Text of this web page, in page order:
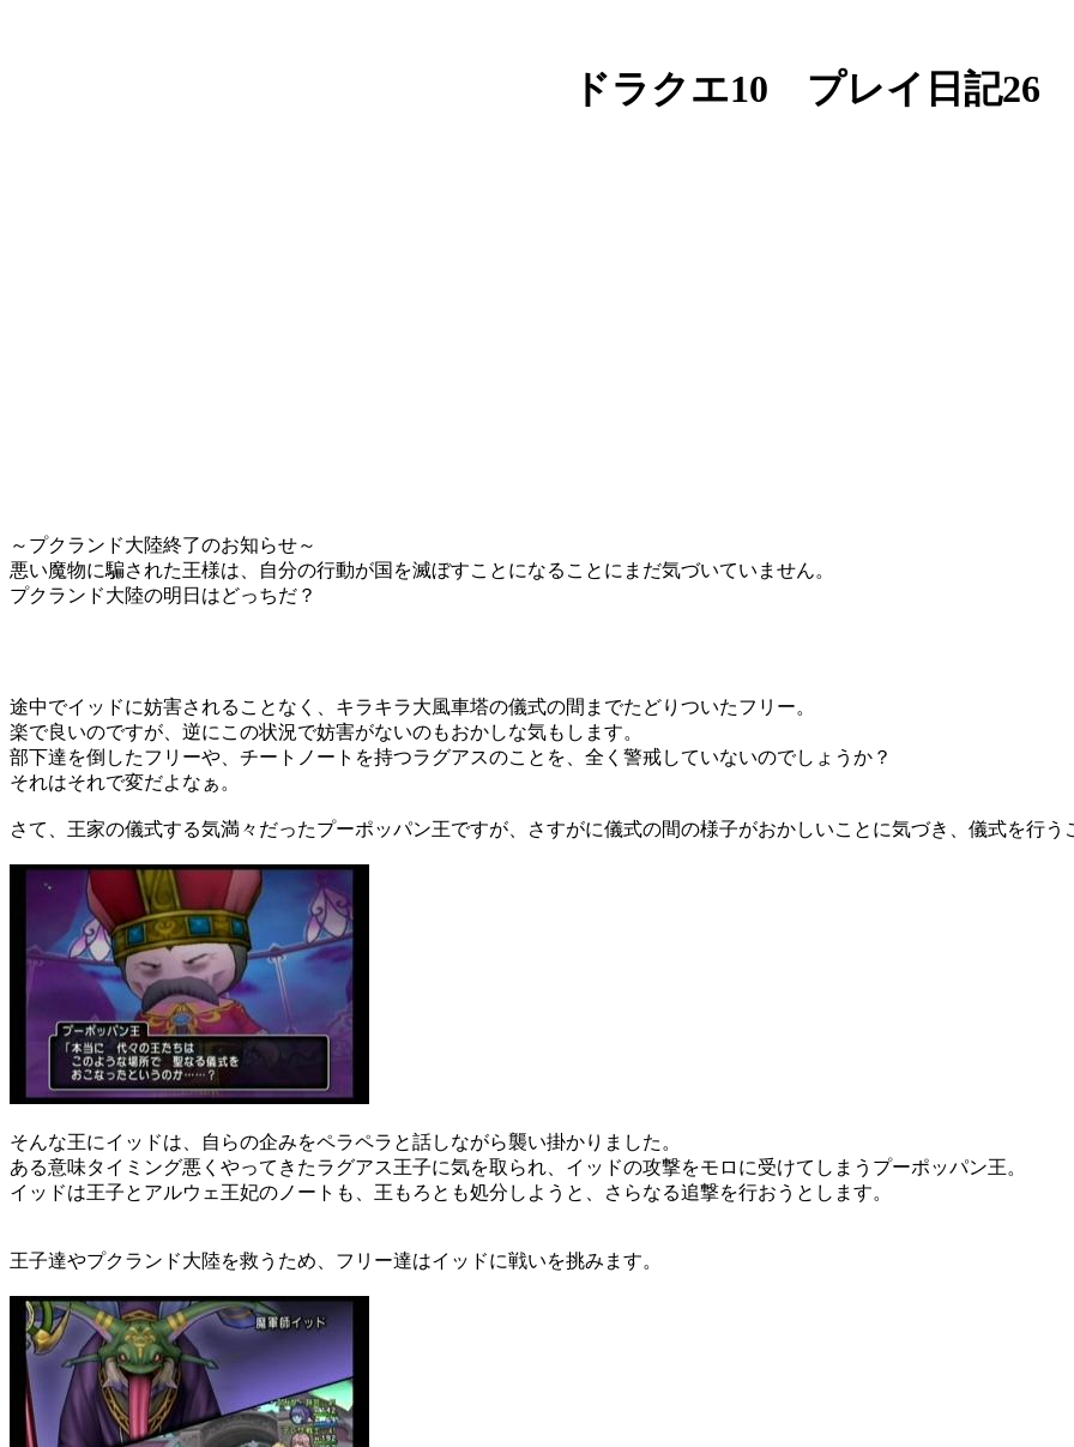
ドラクエ10 プレイ日記26
～プクランド大陸終了のお知らせ～
悪い魔物に騙された王様は、自分の行動が国を滅ぼすことになることにまだ気づいていません。
プクランド大陸の明日はどっちだ？
途中でイッドに妨害されることなく、キラキラ大風車塔の儀式の間までたどりついたフリー。
楽で良いのですが、逆にこの状況で妨害がないのもおかしな気もします。
部下達を倒したフリーや、チートノートを持つラグアスのことを、全く警戒していないのでしょうか？
それはそれで変だよなぁ。
さて、王家の儀式する気満々だったプーポッパン王ですが、さすがに儀式の間の様子がおかしいことに気づき、儀式を行う
そんな王にイッドは、自らの企みをペラペラと話しながら襲い掛かりました。
ある意味タイミング悪くやってきたラグアス王子に気を取られ、イッドの攻撃をモロに受けてしまうプーポッパン王。
イッドは王子とアルウェ王妃のノートも、王もろとも処分しようと、さらなる追撃を行おうとします。
王子達やプクランド大陸を救うため、フリー達はイッドに戦いを挑みます。